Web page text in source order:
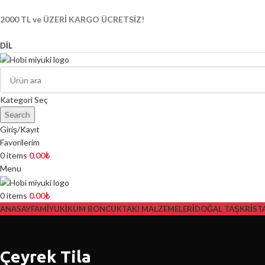
2000 TL ve ÜZERİ KARGO ÜCRETSİZ!
DIL
Kategori Seç
Search
Giriş/Kayıt
Favorilerim
0items 0.00₺
Menu
0items 0.00₺
ANASAYFAMİYUKİKUM BONCUKTAKI MALZEMELERİDOĞAL TAŞ
Çeyrek Tila